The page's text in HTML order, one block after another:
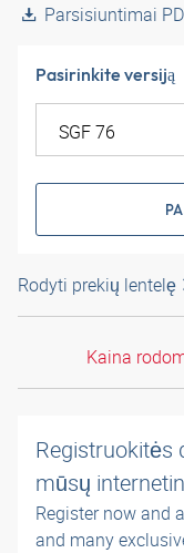
Parsisiuntimai
Pasirinkite versiją
Rodyti prekių lentelę
Kaina
Registruokitės
mūsų
Register now and
and many